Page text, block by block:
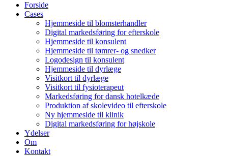
Forside
Cases
Hjemmeside til blomsterhandler
Digital markedsføring for efterskole
Hjemmeside til konsulent
Hjemmeside til tømrer- og snedker
Logodesign til konsulent
Hjemmeside til dyrlæge
Visitkort til dyrlæge
Visitkort til fysioterapeut
Markedsføring for dansk hotelkæde
Produktion af skolevideo til efterskole
Ny hjemmeside til klinik
Digital markedsføring for højskole
Ydelser
Om
Kontakt